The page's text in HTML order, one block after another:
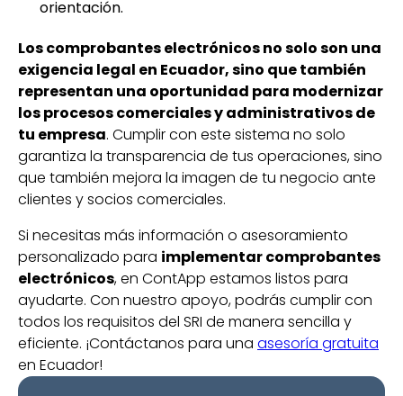
orientación.
Los comprobantes electrónicos no solo son una
exigencia legal en Ecuador, sino que también
representan una oportunidad para modernizar
los procesos comerciales y administrativos de
tu empresa. Cumplir con este sistema no solo
garantiza la transparencia de tus operaciones, sino
que también mejora la imagen de tu negocio ante
clientes y socios comerciales.
Si necesitas más información o asesoramiento
personalizado para implementar comprobantes
electrónicos, en ContApp estamos listos para
ayudarte. Con nuestro apoyo, podrás cumplir con
todos los requisitos del SRI de manera sencilla y
eficiente. ¡Contáctanos para una asesoría gratuita
en Ecuador!